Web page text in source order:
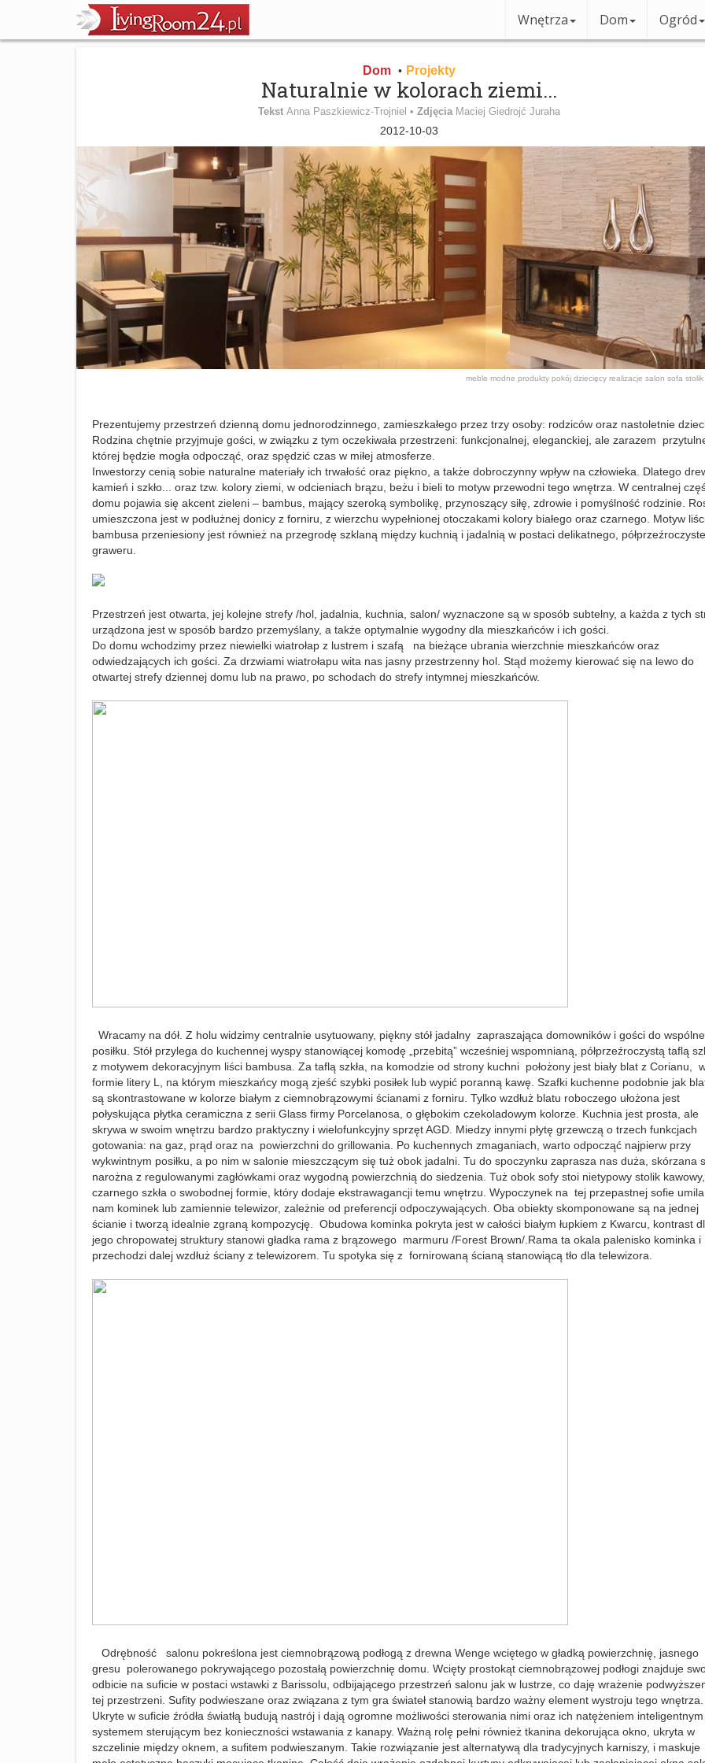
Wnętrza Dom Ogród
Dom • Projekty
Naturalnie w kolorach ziemi...
Tekst Anna Paszkiewicz-Trojniel • Zdjęcia Maciej Giedrojć Juraha
2012-10-03
meble modne produkty pokój dziecięcy realizacje salon sofa stolik
Prezentujemy przestrzeń dzienną domu jednorodzinnego, zamieszkałego przez trzy osoby: rodziców oraz nastoletnie
Rodzina chętnie przyjmuje gości, w związku z tym oczekiwała przestrzeni: funkcjonalnej, eleganckiej, ale zarazem
której będzie mogła odpocząć, oraz spędzić czas w miłej atmosferze.
Inwestorzy cenią sobie naturalne materiały ich trwałość oraz piękno, a także dobroczynny wpływ na człowieka. Dlatego
kamień i szkło... oraz tzw. kolory ziemi, w odcieniach brązu, beżu i bieli to motyw przewodni tego wnętrza. W centralnej
domu pojawia się akcent zieleni – bambus, mający szeroką symbolikę, przynoszący siłę, zdrowie i pomyślność rodzinie.
umieszczona jest w podłużnej donicy z forniru, z wierzchu wypełnionej otoczakami kolory białego oraz czarnego. Motyw
bambusa przeniesiony jest również na przegrodę szklaną między kuchnią i jadalnią w postaci delikatnego,
graweru.
Przestrzeń jest otwarta, jej kolejne strefy /hol, jadalnia, kuchnia, salon/ wyznaczone są w sposób subtelny, a każda z tych
urządzona jest w sposób bardzo przemyślany, a także optymalnie wygodny dla mieszkańców i ich gości.
Do domu wchodzimy przez niewielki wiatrołap z lustrem i szafą na bieżące ubrania wierzchnie mieszkańców oraz
odwiedzających ich gości. Za drzwiami wiatrołapu wita nas jasny przestrzenny hol. Stąd możemy kierować się na lewo do
otwartej strefy dziennej domu lub na prawo, po schodach do strefy intymnej mieszkańców.
Wracamy na dół. Z holu widzimy centralnie usytuowany, piękny stół jadalny zapraszająca domowników i gości do
posiłku. Stół przylega do kuchennej wyspy stanowiącej komodę „przebitą” wcześniej wspomnianą, półprzeźroczystą taflą
z motywem dekoracyjnym liści bambusa. Za taflą szkła, na komodzie od strony kuchni położony jest biały blat z Corianu,
formie litery L, na którym mieszkańcy mogą zjeść szybki posiłek lub wypić poranną kawę. Szafki kuchenne podobnie jak
są skontrastowane w kolorze białym z ciemnobrązowymi ścianami z forniru. Tylko wzdłuż blatu roboczego ułożona jest
połyskująca płytka ceramiczna z serii Glass firmy Porcelanosa, o głębokim czekoladowym kolorze. Kuchnia jest prosta, ale
skrywa w swoim wnętrzu bardzo praktyczny i wielofunkcyjny sprzęt AGD. Miedzy innymi płytę grzewczą o trzech funkcjach
gotowania: na gaz, prąd oraz na powierzchni do grillowania. Po kuchennych zmaganiach, warto odpocząć najpierw przy
wykwintnym posiłku, a po nim w salonie mieszczącym się tuż obok jadalni. Tu do spoczynku zaprasza nas duża, skórzana
narożna z regulowanymi zagłówkami oraz wygodną powierzchnią do siedzenia. Tuż obok sofy stoi nietypowy stolik
czarnego szkła o swobodnej formie, który dodaje ekstrawagancji temu wnętrzu. Wypoczynek na tej przepastnej sofie umila
nam kominek lub zamiennie telewizor, zależnie od preferencji odpoczywających. Oba obiekty skomponowane są na jednej
ścianie i tworzą idealnie zgraną kompozycję. Obudowa kominka pokryta jest w całości białym łupkiem z Kwarcu, kontrast
jego chropowatej struktury stanowi gładka rama z brązowego marmuru /Forest Brown/.Rama ta okala palenisko kominka i
przechodzi dalej wzdłuż ściany z telewizorem. Tu spotyka się z fornirowaną ścianą stanowiącą tło dla telewizora.
Odrębność salonu pokreślona jest ciemnobrązową podłogą z drewna Wenge wciętego w gładką powierzchnię, jasnego
gresu polerowanego pokrywającego pozostałą powierzchnię domu. Wcięty prostokąt ciemnobrązowej podłogi znajduje
odbicie na suficie w postaci wstawki z Barissolu, odbijającego przestrzeń salonu jak w lustrze, co daję wrażenie
tej przestrzeni. Sufity podwieszane oraz związana z tym gra świateł stanowią bardzo ważny element wystroju tego wnętrza.
Ukryte w suficie źródła światłą budują nastrój i dają ogromne możliwości sterowania nimi oraz ich natężeniem inteligentnym
systemem sterującym bez konieczności wstawania z kanapy. Ważną rolę pełni również tkanina dekorująca okno, ukryta w
szczelinie między oknem, a sufitem podwieszanym. Takie rozwiązanie jest alternatywą dla tradycyjnych karniszy, i maskuje